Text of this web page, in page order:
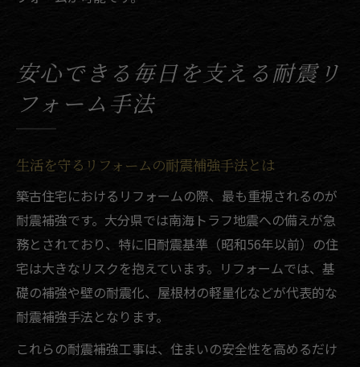
安心できる毎日を支える耐震リ
フォーム手法
生活を守るリフォームの耐震補強手法とは
築古住宅におけるリフォームの際、最も重視されるのが
耐震補強です。大分県では南海トラフ地震への備えが急
務とされており、特に旧耐震基準（昭和56年以前）の住
宅は大きなリスクを抱えています。リフォームでは、基
礎の補強や壁の耐震化、屋根材の軽量化などが代表的な
耐震補強手法となります。
これらの耐震補強工事は、住まいの安全性を高めるだけ